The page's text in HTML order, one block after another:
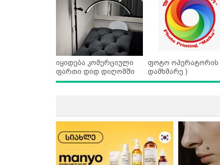
იყიდება კომერციული
ფართი დიდ დიღომში
ფოტო ოპერატორის
დამხმარე )